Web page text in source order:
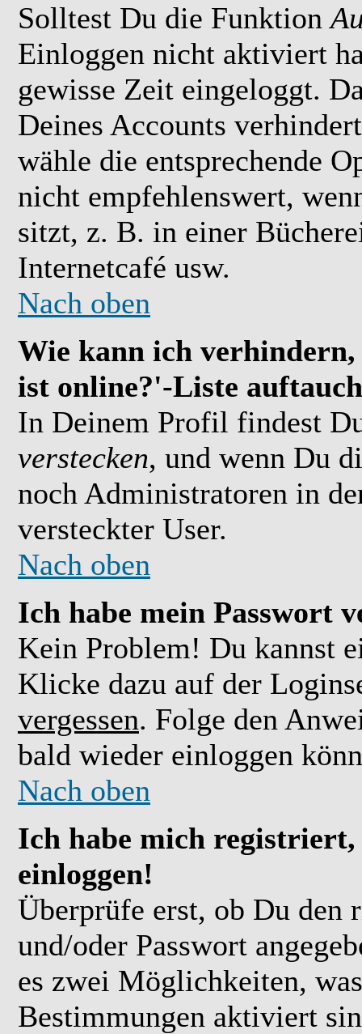
Solltest Du die Funktion
Einloggen nicht aktiviert
gewisse Zeit eingeloggt.
Deines Accounts
wähle die entsprechende
nicht empfehlenswert,
sitzt, z. B. in einer
Internetcafé usw.
Nach oben
Wie kann ich
ist online?'-Liste
In Deinem Profil findest
verstecken, und wenn Du
noch Administratoren in
versteckter User.
Nach oben
Ich habe mein Passwort
Kein Problem! Du kannst
Klicke dazu auf der
vergessen. Folge den
bald wieder einloggen
Nach oben
Ich habe mich
einloggen!
Überprüfe erst, ob Du den
und/oder Passwort
es zwei Möglichkeiten,
Bestimmungen aktiviert